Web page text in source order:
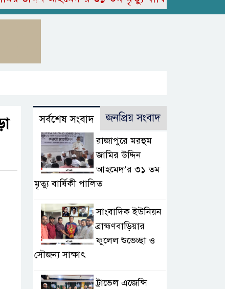
সর্বশেষ সংবাদ জনপ্রিয় সংবাদ
রাজাপুরে মরহুম
জামির উদ্দিন
আহমেদ’র ৩১ তম
মৃত্যু বার্ষিকী পালিত
সাংবাদিক ইউনিয়ন
ব্রাহ্মণবাড়িয়ার
ফুলেল শুভেচ্ছা ও
সৌজন্য সাক্ষাৎ
ট্রাভেল এজেন্সি